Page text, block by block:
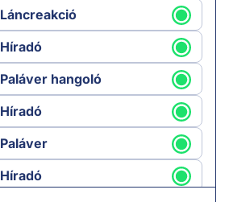
Láncreakció
Híradó
Paláver hangoló
Híradó
Paláver
Híradó